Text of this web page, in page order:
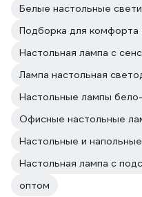
Белые настольные
Подборка для комфорта
Настольная лампа с
Лампа настольная
Настольные лампы
Офисные настольные
Настольные и
Настольная лампа с
оптом